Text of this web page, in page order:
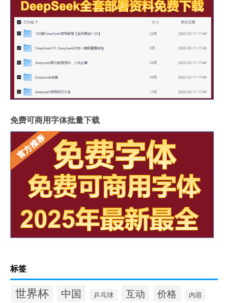
免费可商用字体批量下载
标签
世界杯 中国 乒乓球 互动 价格 内容